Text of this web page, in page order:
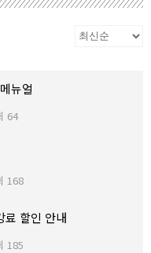
뉴얼
64
168
료 할인 안내
185